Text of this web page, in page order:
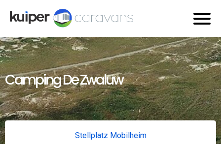
Camping De Zwaluw
Stellplatz Mobilheim